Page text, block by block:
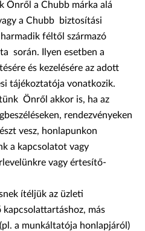
Önről a Chubb márka alá
a Chubb biztosítási
féltől származó
során. Ilyen esetben a
és kezelésére az adott
tájékoztatója vonatkozik.
Önről akkor is, ha az
rendezvényeken
vesz, honlapunkon
a kapcsolatot vagy
vagy értesítő-
ítéljük az üzleti
más
a munkáltatója honlapjáról)